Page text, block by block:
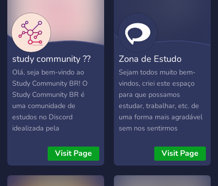
study community ??
Olá, seja bem-vindo ao
Study Community BR! O
Study Community BR é
uma comunidade de
estudos no Discord
idealizada pela
uma forma de reunir
pessoas com o mesmo
objetivo em comum:
Visit Page
Zona de Estudo
Sejam todos muito bem-
vindos, criei este espaço
para que possamos
estudar, trabalhar, etc. de
uma forma mais agradável
sem nos sentirmos
Visit Page